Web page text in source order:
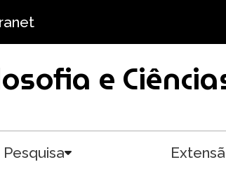
e
Pesquisa